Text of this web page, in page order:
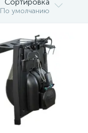
По умолчанию